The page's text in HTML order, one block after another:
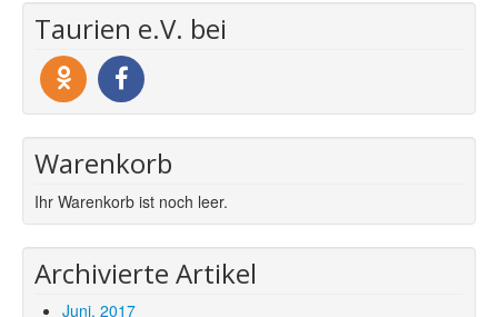
Taurien e.V. bei
Warenkorb
Ihr Warenkorb ist noch leer.
Archivierte Artikel
Juni, 2017